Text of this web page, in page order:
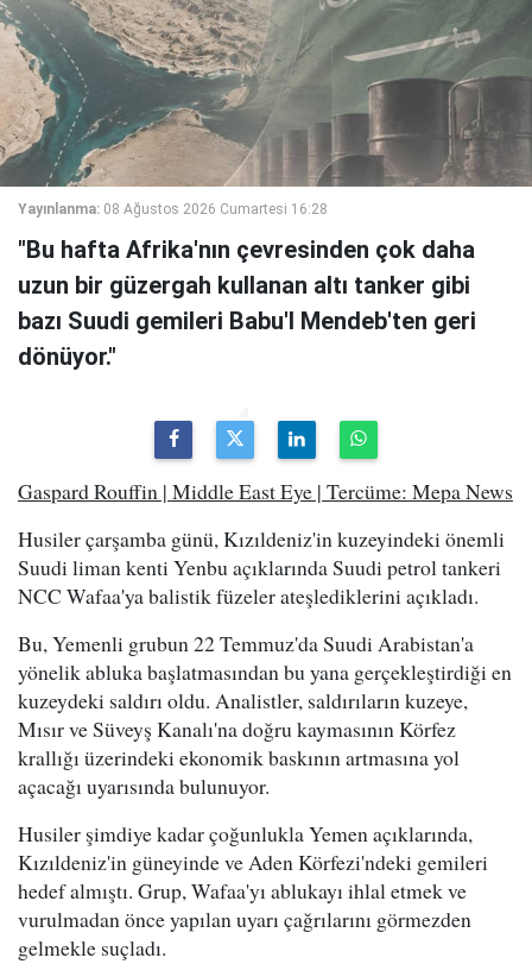
Yayınlanma: 08 Ağustos 2026 Cumartesi 16:28
"Bu hafta Afrika'nın çevresinden çok daha
uzun bir güzergah kullanan altı tanker gibi
bazı Suudi gemileri Babu'l Mendeb'ten geri
dönüyor."
Gaspard Rouffin | Middle East Eye | Tercüme: Mepa News
Husiler çarşamba günü, Kızıldeniz'in kuzeyindeki önemli
Suudi liman kenti Yenbu açıklarında Suudi petrol tankeri
NCC Wafaa'ya balistik füzeler ateşlediklerini açıkladı.
Bu, Yemenli grubun 22 Temmuz'da Suudi Arabistan'a
yönelik abluka başlatmasından bu yana gerçekleştirdiği en
kuzeydeki saldırı oldu. Analistler, saldırıların kuzeye,
Mısır ve Süveyş Kanalı'na doğru kaymasının Körfez
krallığı üzerindeki ekonomik baskının artmasına yol
açacağı uyarısında bulunuyor.
Husiler şimdiye kadar çoğunlukla Yemen açıklarında,
Kızıldeniz'in güneyinde ve Aden Körfezi'ndeki gemileri
hedef almıştı. Grup, Wafaa'yı ablukayı ihlal etmek ve
vurulmadan önce yapılan uyarı çağrılarını görmezden
gelmekle suçladı.